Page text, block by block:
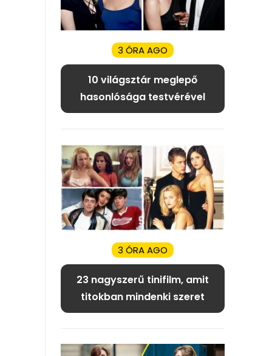
3 ÓRA AGO
10 világsztár meglepő
hasonlósága testvérével
3 ÓRA AGO
23 nagyszerű tinifilm, amit
titokban mindenki szeret